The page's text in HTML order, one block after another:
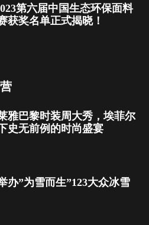
第六届中国生态环保面料
获奖名单正式揭晓！
雅巴黎时装周大秀，埃菲尔
史无前例的时尚盛宴
办”为雪而生”123大众冰雪